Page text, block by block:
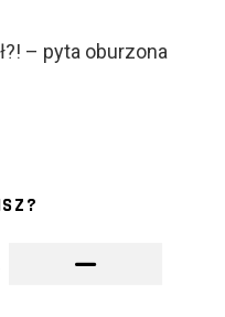
– pyta oburzona